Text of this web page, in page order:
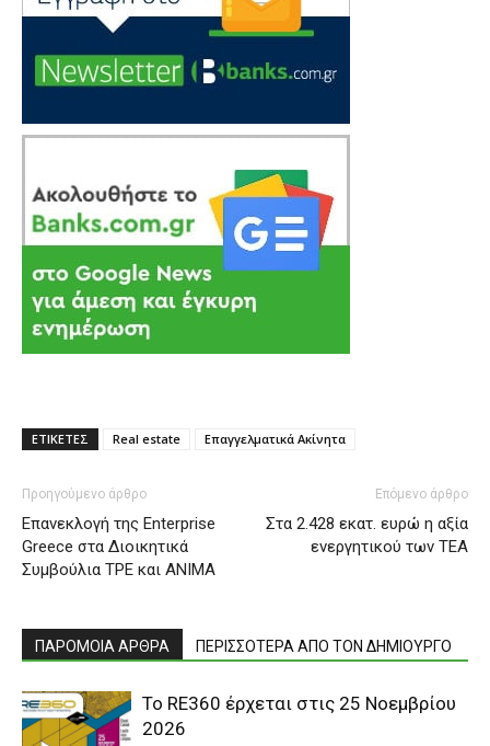
ΕΤΙΚΕΤΕΣ Real estate Επαγγελματικά Ακίνητα
Προηγούμενο άρθρο
Επανεκλογή της Enterprise
Greece στα Διοικητικά
Συμβούλια TPE και ΑΝΙΜΑ
Επόμενο άρθρο
Στα 2.428 εκατ. ευρώ η αξία
ενεργητικού των ΤΕΑ
ΠΑΡΟΜΟΙΑ ΑΡΘΡΑ ΠΕΡΙΣΣΟΤΕΡΑ ΑΠΟ ΤΟΝ ΔΗΜΙΟΥΡΓΟ
Το RE360 έρχεται στις 25 Νοεμβρίου
2026